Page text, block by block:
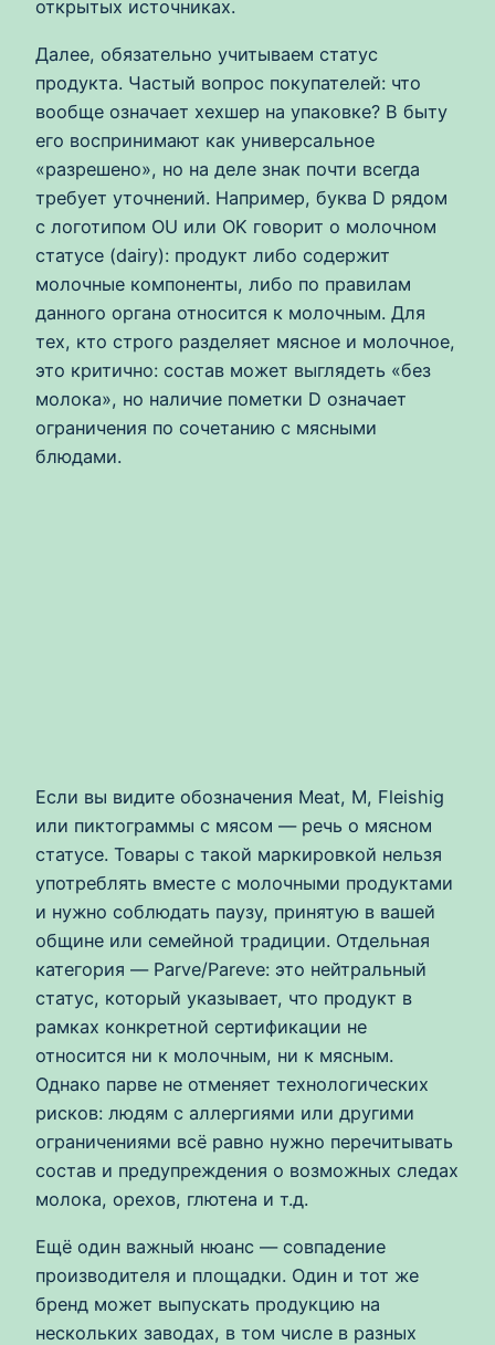
открытых источниках.
Далее, обязательно учитываем статус
продукта. Частый вопрос покупателей: что
вообще означает хехшер на упаковке? В быту
его воспринимают как универсальное
«разрешено», но на деле знак почти всегда
требует уточнений. Например, буква D рядом
с логотипом OU или OK говорит о молочном
статусе (dairy): продукт либо содержит
молочные компоненты, либо по правилам
данного органа относится к молочным. Для
тех, кто строго разделяет мясное и молочное,
это критично: состав может выглядеть «без
молока», но наличие пометки D означает
ограничения по сочетанию с мясными
блюдами.
Если вы видите обозначения Meat, М, Fleishig
или пиктограммы с мясом — речь о мясном
статусе. Товары с такой маркировкой нельзя
употреблять вместе с молочными продуктами
и нужно соблюдать паузу, принятую в вашей
общине или семейной традиции. Отдельная
категория — Parve/Pareve: это нейтральный
статус, который указывает, что продукт в
рамках конкретной сертификации не
относится ни к молочным, ни к мясным.
Однако парве не отменяет технологических
рисков: людям с аллергиями или другими
ограничениями всё равно нужно перечитывать
состав и предупреждения о возможных следах
молока, орехов, глютена и т.д.
Ещё один важный нюанс — совпадение
производителя и площадки. Один и тот же
бренд может выпускать продукцию на
нескольких заводах, в том числе в разных